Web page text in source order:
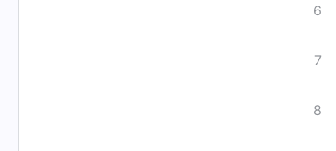
6
7
8